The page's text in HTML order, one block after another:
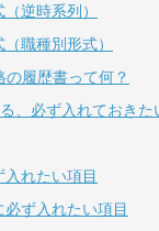
逆時系列）
職種別形式）
の履歴書って何？
、必ず入れておきた
入れたい項目
ず入れたい項目